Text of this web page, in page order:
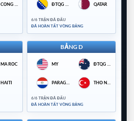
QATAR
6/6 TRẬN ĐÃ ĐẤU
ĐÃ HOÀN TẤT VÒNG BẢNG
MA RỐC
HAITI
BẢNG D
MỸ
PARAGUAY THỔ NHĨ KỲ
6/6 TRẬN ĐÃ ĐẤU
ĐÃ HOÀN TẤT VÒNG BẢNG